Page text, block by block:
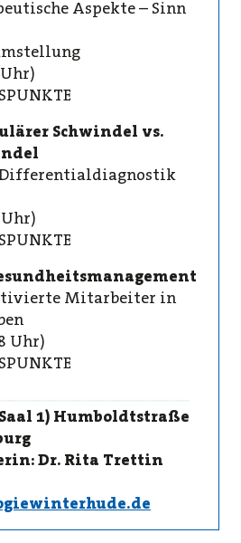
Aspekte – Sinn
Schwindel vs.
Mitarbeiter in
Uhr)
1) Humboldtstraße
Dr. Rita Trettin